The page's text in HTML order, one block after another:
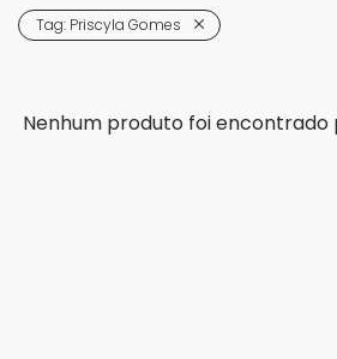
Tag: Priscyla Gomes
Nenhum produto foi encontrado